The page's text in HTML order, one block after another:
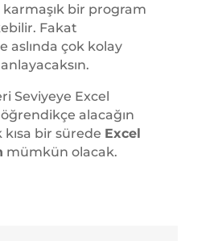
karmaşık bir program
Fakat
aslında çok kolay
Seviyeye Excel
alacağın
bir sürede Excel
mümkün olacak.